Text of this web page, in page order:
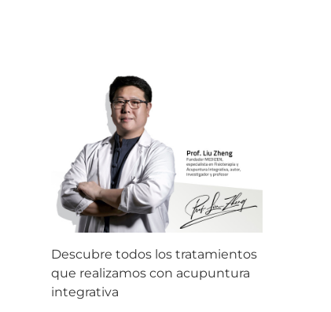
Descubre todos los tratamientos
que realizamos con acupuntura
integrativa